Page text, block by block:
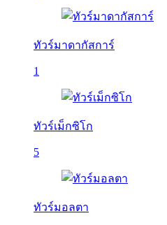
ทัวร์มาดากัสการ์
1
ทัวร์เม็กซิโก
5
ทัวร์มอลตา